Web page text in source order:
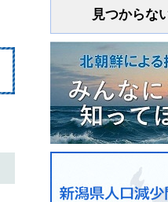
見つからな